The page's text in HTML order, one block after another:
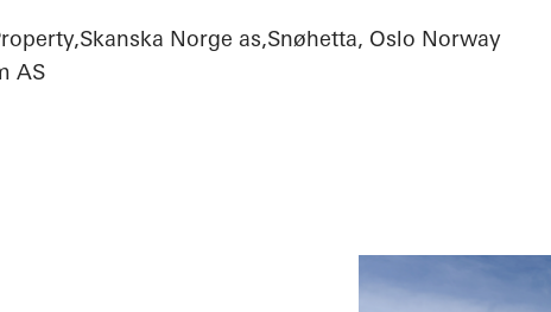
Norge as,Snøhetta, Oslo Norway
AS